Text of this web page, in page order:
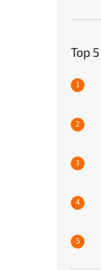
Top